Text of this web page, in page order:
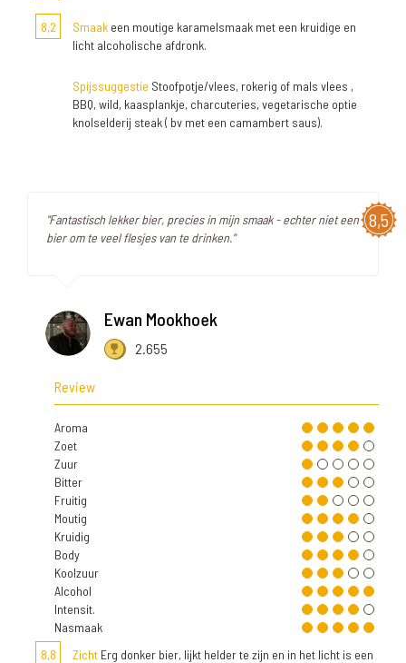
8,2 Smaak een moutige karamelsmaak met een kruidige en
licht alcoholische afdronk.
Spijssuggestie Stoofpotje/vlees, rokerig of mals vlees ,
BBQ, wild, kaasplankje, charcuteries, vegetarische optie
knolselderij steak ( bv met een camambert saus).
8,5
"Fantastisch lekker bier, precies in mijn smaak - echter niet een
bier om te veel flesjes van te drinken."
Ewan Mookhoek
2.655
Review
Aroma
Zoet
Zuur
Bitter
Fruitig
Moutig
Kruidig
Body
Koolzuur
Alcohol
Intensit.
Nasmaak
8,8
Zicht Erg donker bier, lijkt helder te zijn en in het licht is een